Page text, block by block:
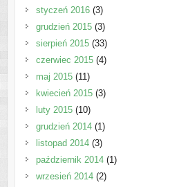
styczeń 2016(3)
grudzień 2015(3)
sierpień 2015(33)
czerwiec 2015(4)
maj 2015(11)
kwiecień 2015(3)
luty 2015(10)
grudzień 2014(1)
listopad 2014(3)
październik 2014(1)
wrzesień 2014(2)